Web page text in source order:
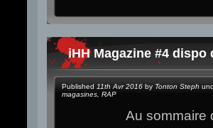
iHH Magazine #4
Published 11th Avr 2016 by Tonton Steph
magasines RAP
Au sommaire